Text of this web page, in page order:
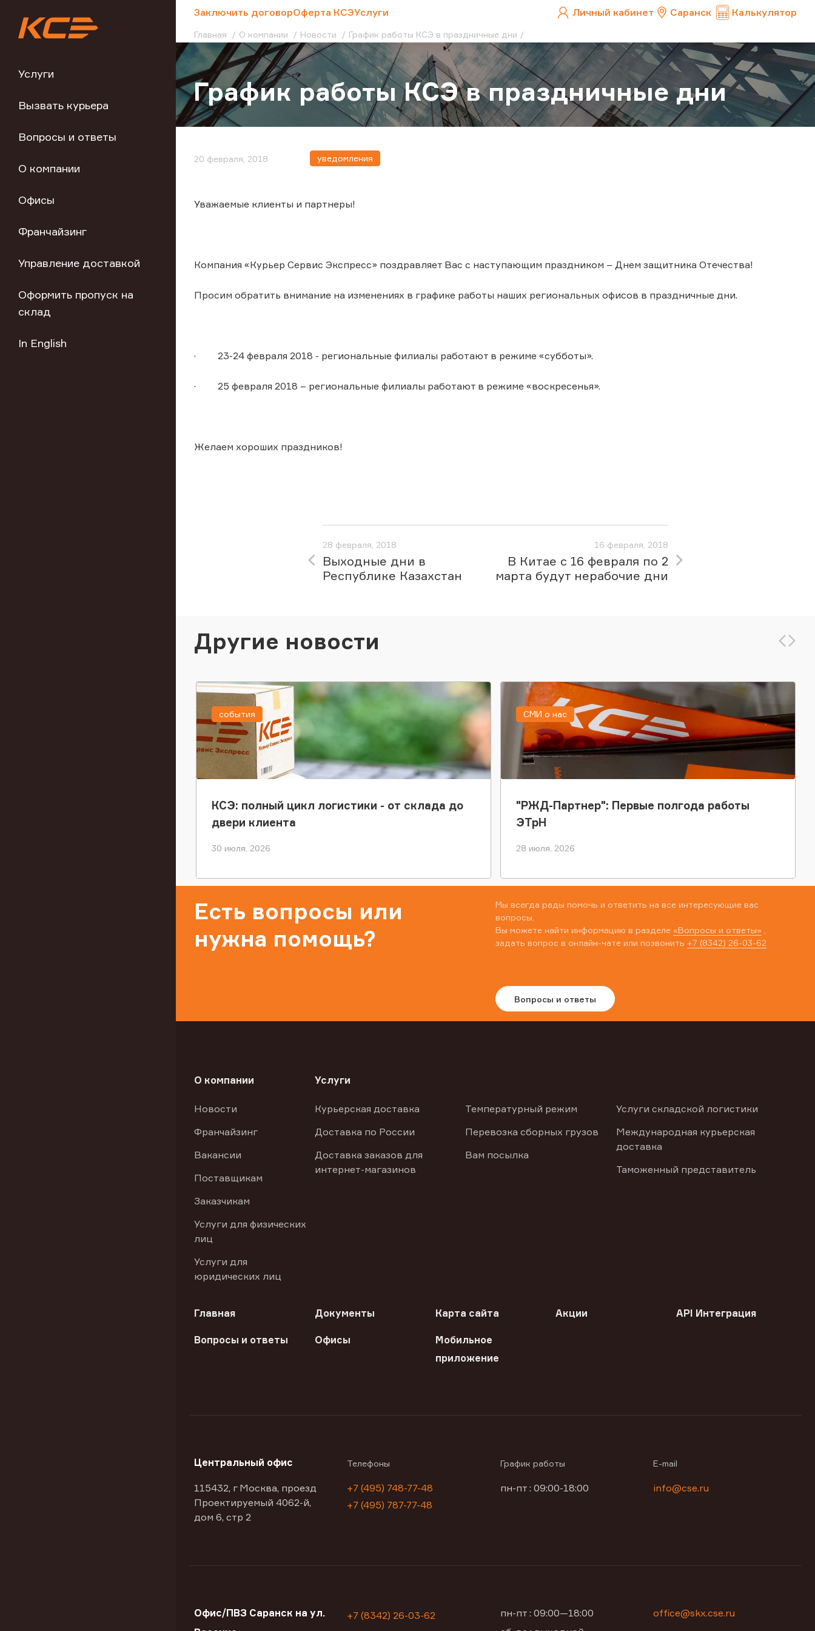
Услуги
Вызвать курьера
Вопросы и ответы
О компании
Офисы
Франчайзинг
Управление доставкой
Оформить пропуск на
склад
In English
Заключить договорОферта КСЭУслуги Личный кабинет Саранск Калькулятор
Главная О компании Новости График работы КСЭ в праздничные дни
График работы КСЭ в праздничные дни
20 февраля, 2018 уведомления
Уважаемые клиенты и партнеры!
Компания «Курьер Сервис Экспресс» поздравляет Вас с наступающим праздником – Днем защитника Отечества!
Просим обратить внимание на изменениях в графике работы наших региональных офисов в праздничные дни.
· 23-24 февраля 2018 - региональные филиалы работают в режиме «субботы».
· 25 февраля 2018 – региональные филиалы работают в режиме «воскресенья».
Желаем хороших праздников!
28 февраля, 2018
Выходные дни в
Республике Казахстан
16 февраля, 2018
В Китае с 16 февраля по 2
марта будут нерабочие дни
Другие новости
КСЭ: полный цикл логистики - от склада до
двери клиента
30 июля, 2026
события
"РЖД-Партнер": Первые полгода работы
ЭТрН
28 июля, 2026
СМИ о нас
Есть вопросы или
нужна помощь?
Мы всегда рады помочь и ответить на все интересующие вас
вопросы.
Вы можете найти информацию в разделе «Вопросы и ответы»
задать вопрос в онлайн-чате или позвонить +7 (8342) 26-03-62
Вопросы и ответы
О компании
Новости
Франчайзинг
Вакансии
Поставщикам
Заказчикам
Услуги для физических
лиц
Услуги для
юридических лиц
Услуги
Курьерская доставка
Доставка по России
Доставка заказов для
интернет-магазинов
Температурный режим
Перевозка сборных грузов
Вам посылка
Услуги складской логистики
Международная курьерская
доставка
Таможенный представитель
Главная Документы Карта сайта Акции API Интеграция
Вопросы и ответы Офисы
Мобильное
приложение
Центральный офис
115432, г Москва, проезд
Проектируемый 4062-й,
дом 6, стр 2
Телефоны
+7 (495) 748-77-48
+7 (495) 787-77-48
График работы
пн-пт : 09:00-18:00
E-mail
info@cse.ru
Офис/ПВЗ Саранск на ул.
+7 (8342) 26-03-62
пн-пт : 09:00—18:00
office@skx.cse.ru